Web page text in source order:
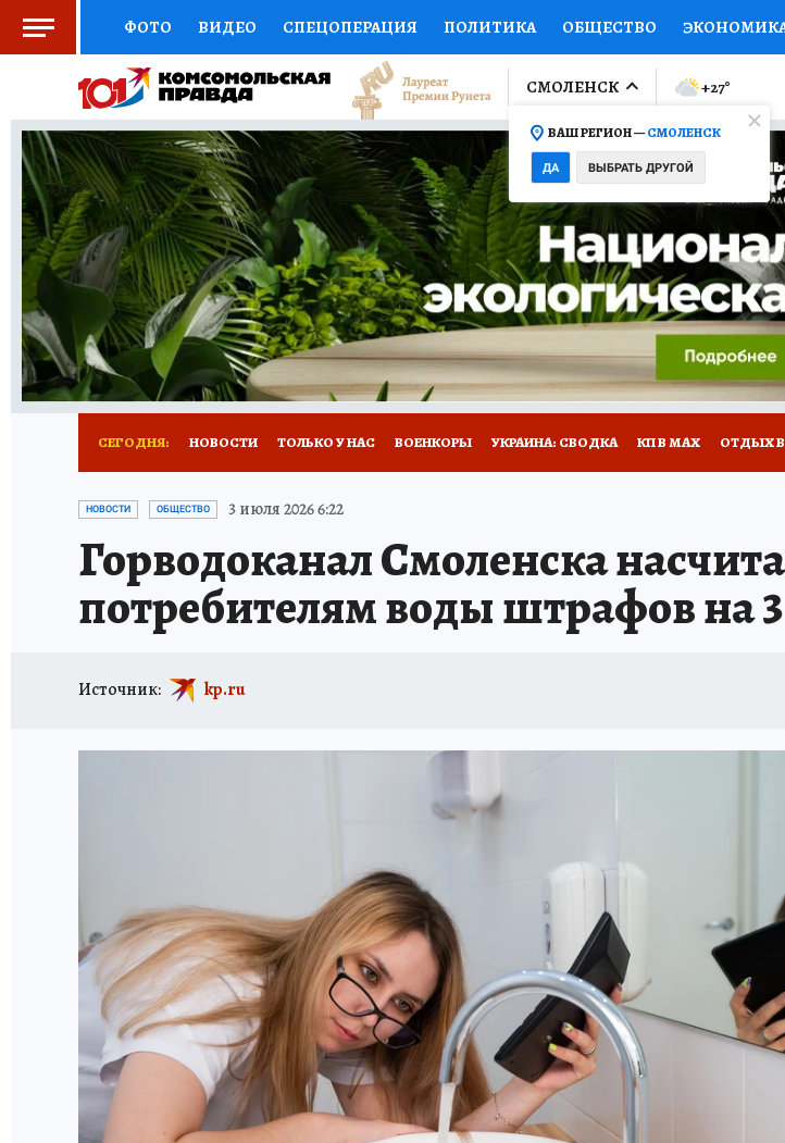
ФОТО ВИДЕО СПЕЦОПЕРАЦИЯ ПОЛИТИКА ОБЩЕСТВО
СОЦПОДДЕРЖКА НАУКА СПОРТ КОЛУМНИСТЫ ПРОИСШЕСТВИЯ
ВЫБОР ЭКСПЕРТОВ ДОКТОР ФИНАНСЫ ОТКРЫВАЕМ МИР Я ЗНАЮ
КНИЖНАЯ ПОЛКА ПРОГНОЗЫ НА СПОРТ ПРОМОКОДЫ СЕРИАЛЫ
ПРЕСС-ЦЕНТР НЕДВИЖИМОСТЬ ТЕЛЕВИЗОР КОЛЛЕКЦИИ КОНКУРСЫ
РАДИО КП РЕКЛАМА ТЕСТЫ НОВОЕ НА САЙТЕ
СМОЛЕНСК
ВАШ РЕГИОН —СМОЛЕНСК
ДА ВЫБРАТЬ ДРУГОЙ
+27°
СЕГОДНЯ: НОВОСТИ ТОЛЬКО У НАС ВОЕНКОРЫ УКРАИНА: СВОДКА КП В МАХ ОТДЫХ
ИСПЫТАНО НА СЕБЕ
НОВОСТИ ОБЩЕСТВО 3 июля 2026 6:22
Горводоканал Смоленска
потребителям воды штрафов на
Источник: kp.ru